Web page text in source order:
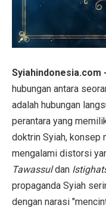
Syiahindonesia.com -
hubungan antara
adalah hubungan
perantara yang
doktrin Syiah, konsep
mengalami distorsi
Tawassuldan
propaganda Syiah
dengan narasi